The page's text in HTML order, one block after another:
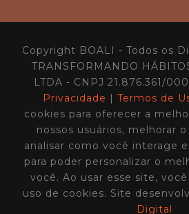
Copyright BOALI - Todos os
TRANSFORMANDO
LTDA - CNPJ 21.876.361/
Privacidade | Termos de
cookies para oferecer a
nossos usuários, melhorar
analisar como você interage
para poder personalizar o
você. Ao usar esse site,
uso de cookies. Site
Digital